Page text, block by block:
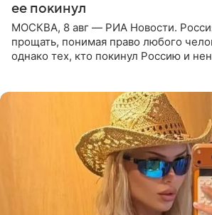
ее покинул
МОСКВА, 8 авг — РИА Новости.
прощать, понимая право любого
однако тех, кто покинул Россию и